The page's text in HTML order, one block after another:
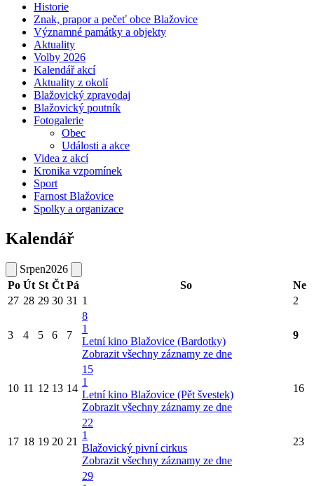
Historie
Znak, prapor a pečeť obce Blažovice
Významné památky a objekty
Aktuality
Volby 2026
Kalendář akcí
Aktuality z okolí
Blažovický zpravodaj
Blažovický poutník
Fotogalerie
Obec
Události a akce
Videa z akcí
Kronika vzpomínek
Sport
Farnost Blažovice
Spolky a organizace
Kalendář
Srpen2026
Po Út St Čt Pá So
Ne
27 28 29 30 31 1 2
3 4 5 6 7
8
1
Letní kino Blažovice (Bardotky)
Zobrazit všechny záznamy ze dne
9
10 11 12 13 14
15
1
Letní kino Blažovice (Pět švestek)
Zobrazit všechny záznamy ze dne
16
17 18 19 20 21
22
1
Blažovický pivní cirkus
Zobrazit všechny záznamy ze dne
23
29